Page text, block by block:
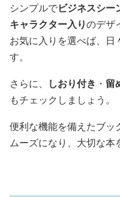
シンプルでビジネスシー
キャラクター入りのデザ
お気に入りを選べば、日
す。
さらに、
しおり付き ・ 留
もチェックしましょう。
便利な機能を備えたブッ
ムーズになり、大切な本